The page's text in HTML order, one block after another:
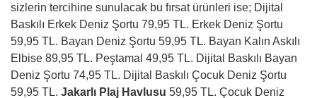
sizlerin tercihine sunulacak bu fırsat ürünleri ise; Dijital
Baskılı Erkek Deniz Şortu 79,95 TL. Erkek Deniz Şortu
59,95 TL. Bayan Deniz Şortu 59,95 TL. Bayan Kalın Askılı
Elbise 89,95 TL. Peştamal 49,95 TL. Dijital Baskılı Bayan
Deniz Şortu 74,95 TL. Dijital Baskılı Çocuk Deniz Şortu
59,95 TL. Jakarlı Plaj Havlusu 59,95 TL. Çocuk Deniz